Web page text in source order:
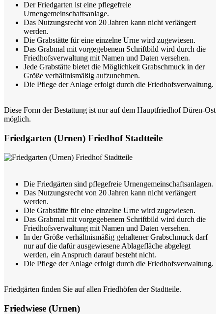
Der Friedgarten ist eine pflegefreie
Urnengemeinschaftsanlage.
Das Nutzungsrecht von 20 Jahren kann nicht verlängert
werden.
Die Grabstätte für eine einzelne Urne wird zugewiesen.
Das Grabmal mit vorgegebenem Schriftbild wird durch die
Friedhofsverwaltung mit Namen und Daten versehen.
Jede Grabstätte bietet die Möglichkeit Grabschmuck in der
Größe verhältnismäßig aufzunehmen.
Die Pflege der Anlage erfolgt durch die Friedhofsverwaltung.
Diese Form der Bestattung ist nur auf dem Hauptfriedhof Düren-Ost
möglich.
Friedgarten (Urnen) Friedhof Stadtteile
Die Friedgärten sind pflegefreie Urnengemeinschaftsanlagen.
Das Nutzungsrecht von 20 Jahren kann nicht verlängert
werden.
Die Grabstätte für eine einzelne Urne wird zugewiesen.
Das Grabmal mit vorgegebenem Schriftbild wird durch die
Friedhofsverwaltung mit Namen und Daten versehen.
In der Größe verhältnismäßig gehaltener Grabschmuck darf
nur auf die dafür ausgewiesene Ablagefläche abgelegt
werden, ein Anspruch darauf besteht nicht.
Die Pflege der Anlage erfolgt durch die Friedhofsverwaltung.
Friedgärten finden Sie auf allen Friedhöfen der Stadtteile.
Friedwiese (Urnen)